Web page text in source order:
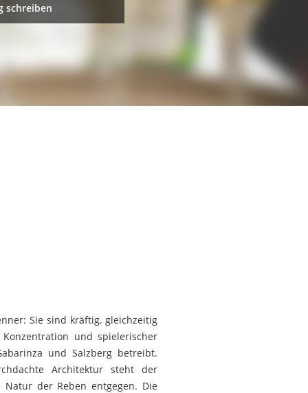
schreiben
Sie sind kräftig, gleichzeitig
und spielerischer
und Salzberg betreibt.
Architektur steht der
der Reben entgegen. Die